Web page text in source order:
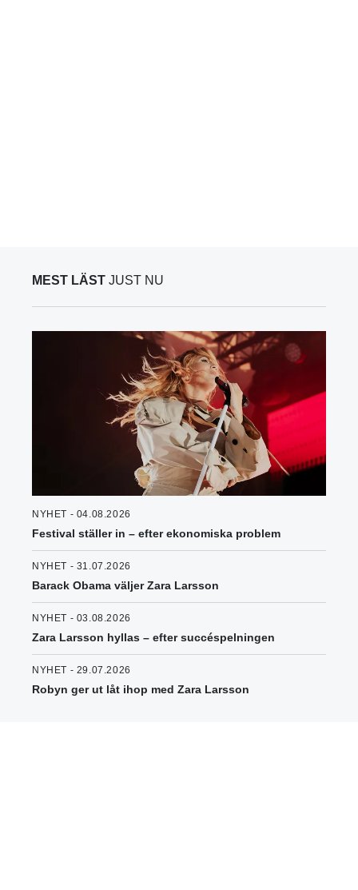
MEST LÄST JUST NU
NYHET - 04.08.2026
Festival ställer in – efter ekonomiska problem
NYHET - 31.07.2026
Barack Obama väljer Zara Larsson
NYHET - 03.08.2026
Zara Larsson hyllas – efter succéspelningen
NYHET - 29.07.2026
Robyn ger ut låt ihop med Zara Larsson